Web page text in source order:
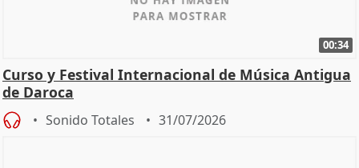
00:34
Curso y Festival Internacional de Música Antigua
de Daroca
Sonido Totales 31/07/2026